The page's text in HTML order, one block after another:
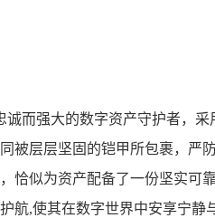
而强大的数字资产守护者，
被层层坚固的铠甲所包裹，
似为资产配备了一份坚实可
航,使其在数字世界中安享宁静